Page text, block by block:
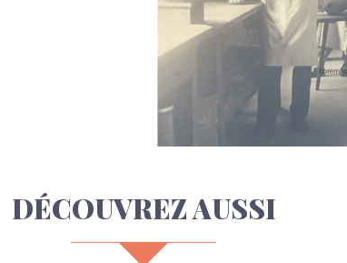
DÉCOUVREZ AUSSI